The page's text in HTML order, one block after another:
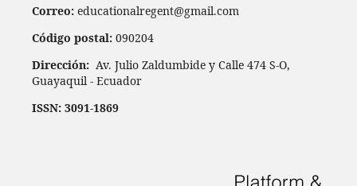
Correo: educationalregent@gmail.com
Código postal: 090204
Dirección:Av. Julio Zaldumbide y Calle 474 S-O,
Guayaquil - Ecuador
ISSN: 3091-1869